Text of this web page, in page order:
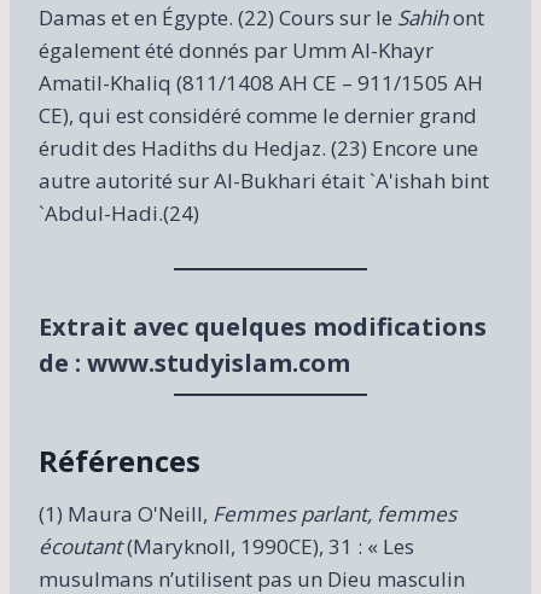
Damas et en Égypte. (22) Cours sur le Sahihont
également été donnés par Umm Al-Khayr
Amatil-Khaliq (811/1408 AH CE – 911/1505 AH
CE), qui est considéré comme le dernier grand
érudit des Hadiths du Hedjaz. (23) Encore une
autre autorité sur Al-Bukhari était `A'ishah bint
`Abdul-Hadi.(24)
Extrait avec quelques modifications
de : www.studyislam.com
Références
(1) Maura O'Neill, Femmes parlant, femmes
écoutant(Maryknoll, 1990CE), 31 : « Les
musulmans n’utilisent pas un Dieu masculin